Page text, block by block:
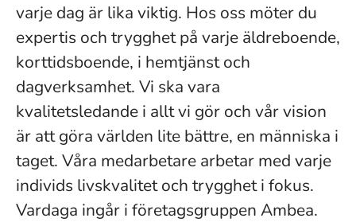
varje dag är lika viktig. Hos oss möter du
expertis och trygghet på varje äldreboende,
korttidsboende, i hemtjänst och
dagverksamhet. Vi ska vara
kvalitetsledande i allt vi gör och vår vision
är att göra världen lite bättre, en människa i
taget. Våra medarbetare arbetar med varje
individs livskvalitet och trygghet i fokus.
Vardaga ingår i företagsgruppen Ambea.